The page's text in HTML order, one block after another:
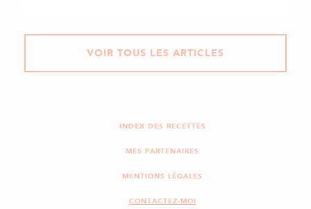
VOIR TOUS LES ARTICLES
INDEX DES RECETTES
MES PARTENAIRES
MENTIONS LÉGALES
CONTACTEZ-MOI